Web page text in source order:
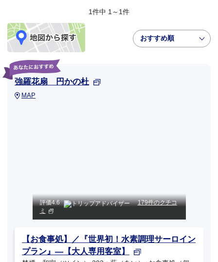
1件中 1～1件
おすすめ順
強羅花扇 円かの杜
MAP
評価4.6
179件のクチコ
ミ
【お食事処】／『世界初！水素調理サーロイン
プラン』―【大人専用客室】